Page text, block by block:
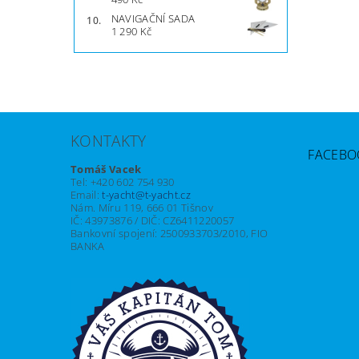
NAVIGAČNÍ SADA
1 290 Kč
KONTAKTY
Tomáš Vacek
Tel: +420 602 754 930
Email:t-yacht@t-yacht.cz
Nám. Míru 119, 666 01 Tišnov
IČ: 43973876 / DIČ: CZ6411220057
Bankovní spojení: 2500933703/2010, FIO
BANKA